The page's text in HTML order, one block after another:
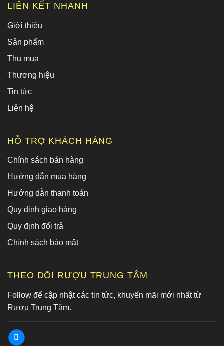
LIÊN KẾT NHANH
Giới thiệu
Sản phẩm
Thu mua
Thương hiệu
Tin tức
Liên hệ
HỖ TRỢ KHÁCH HÀNG
Chính sách bán hàng
Hướng dẫn mua hàng
Hướng dẫn thanh toán
Quy định giao hàng
Quy định đổi trả
Chính sách bảo mật
THEO DÕI RƯỢU TRUNG TÂM
Follow để cập nhật các tin tức, khuyến mãi mới nhất từ
Rượu Trung Tâm.